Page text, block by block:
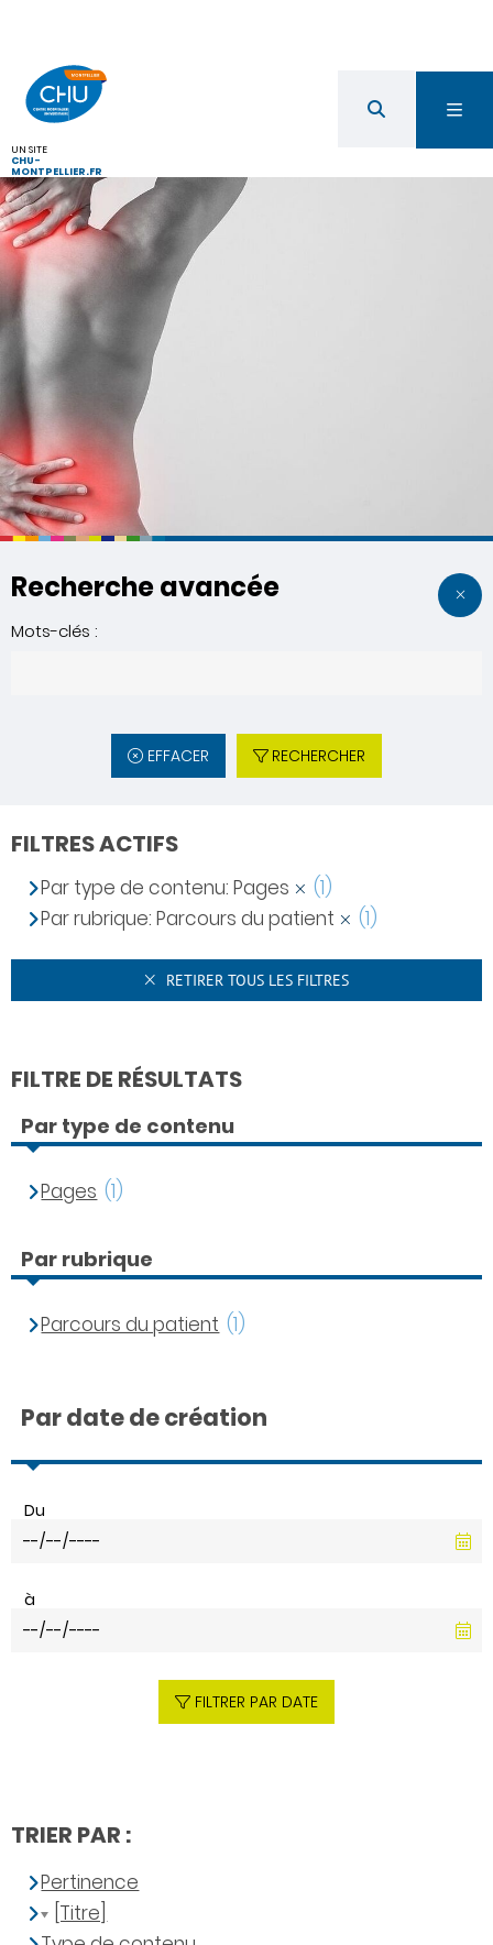
UN SITE
CHU-
MONTPELLIER.FR
Recherche avancée
Mots-clés :
EFFACER RECHERCHER
FILTRES ACTIFS
Par type de contenu: Pages
(1)
Par rubrique: Parcours du patient
(1)
RETIRER TOUS LES FILTRES
FILTRE DE RÉSULTATS
Par type de contenu
Pages (1)
Par rubrique
Parcours du patient (1)
Par date de création
Du
à
FILTRER PAR DATE
TRIER PAR :
Pertinence
[Titre]